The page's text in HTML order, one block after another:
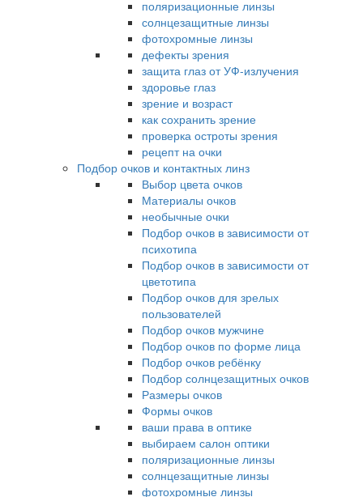
поляризационные линзы
солнцезащитные линзы
фотохромные линзы
дефекты зрения
защита глаз от УФ-излучения
здоровье глаз
зрение и возраст
как сохранить зрение
проверка остроты зрения
рецепт на очки
Подбор очков и контактных линз
Выбор цвета очков
Материалы очков
необычные очки
Подбор очков в зависимости от
психотипа
Подбор очков в зависимости от
цветотипа
Подбор очков для зрелых
пользователей
Подбор очков мужчине
Подбор очков по форме лица
Подбор очков ребёнку
Подбор солнцезащитных очков
Размеры очков
Формы очков
ваши права в оптике
выбираем салон оптики
поляризационные линзы
солнцезащитные линзы
фотохромные линзы